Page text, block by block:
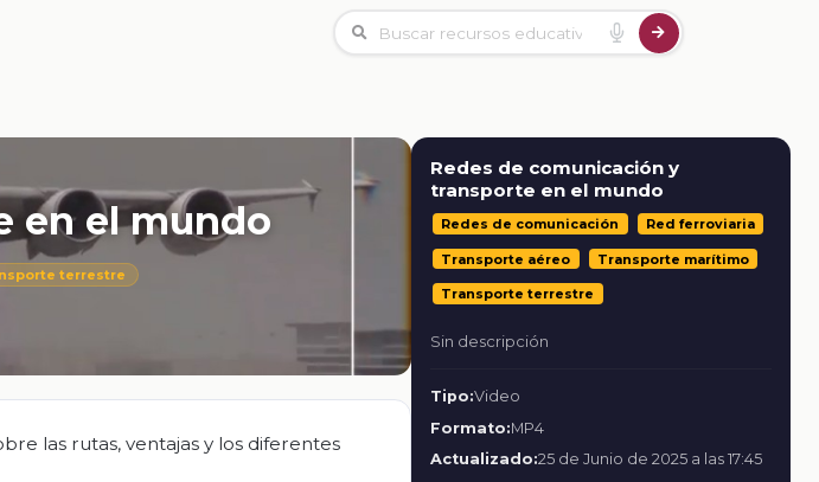
en el mundo
terrestre
las rutas, ventajas y los diferentes
Redes de comunicación y
transporte en el mundo
Redes de comunicación Red ferroviaria
Transporte aéreo Transporte marítimo
Transporte terrestre
Sin descripción
Tipo:Video
Formato:MP4
Actualizado:25 de Junio de 2025 a las 17:45